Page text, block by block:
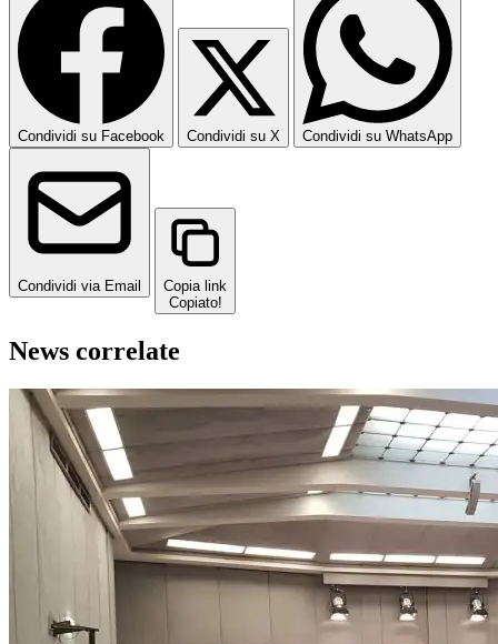
Condividi su Facebook Condividi su X Condividi su WhatsApp
Condividi via Email
Copia link
Copiato!
News correlate